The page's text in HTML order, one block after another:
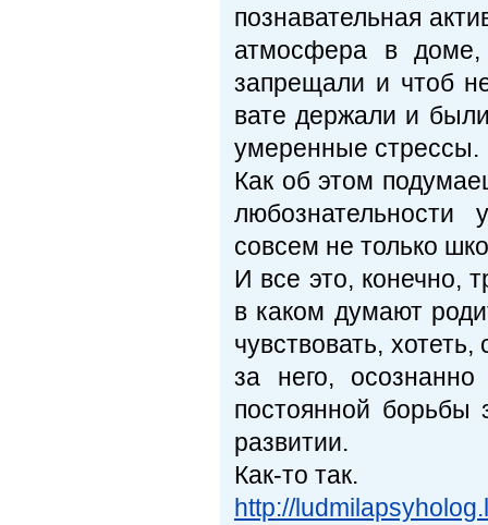
познавательная
атмосфера в доме,
запрещали и чтоб
вате держали и
умеренные стрессы.
Как об этом
совсем не только
И все это, конечно,
в каком думают
чувствовать,
за него,
постоянной борьбы
развитии.
Как-то так.
http://